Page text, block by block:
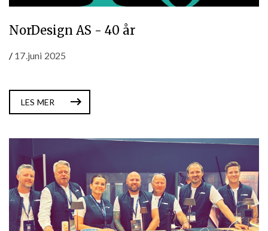
NorDesign AS - 40 år
/ 17.juni 2025
LES MER